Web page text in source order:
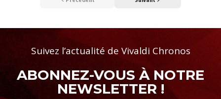
Suivez l’actualité de Vivaldi Chronos
ABONNEZ-VOUS À NOTRE
NEWSLETTER !